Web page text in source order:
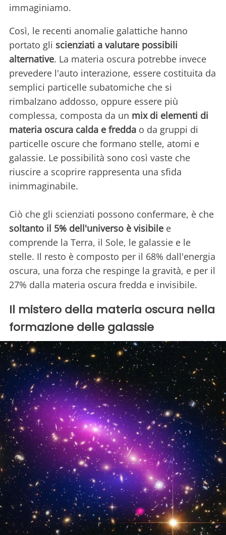
immaginiamo.
Così, le recenti anomalie galattiche hanno
portato gli scienziati a valutare possibili
alternative. La materia oscura potrebbe invece
prevedere l'auto interazione, essere costituita da
semplici particelle subatomiche che si
rimbalzano addosso, oppure essere più
complessa, composta da un mix di elementi di
materia oscura calda e fredda o da gruppi di
particelle oscure che formano stelle, atomi e
galassie. Le possibilità sono così vaste che
riuscire a scoprire rappresenta una sfida
inimmaginabile.
Ciò che gli scienziati possono confermare, è che
soltanto il 5% dell'universo è visibile e
comprende la Terra, il Sole, le galassie e le
stelle. Il resto è composto per il 68% dall'energia
oscura, una forza che respinge la gravità, e per il
27% dalla materia oscura fredda e invisibile.
Il mistero della materia oscura nella
formazione delle galassie